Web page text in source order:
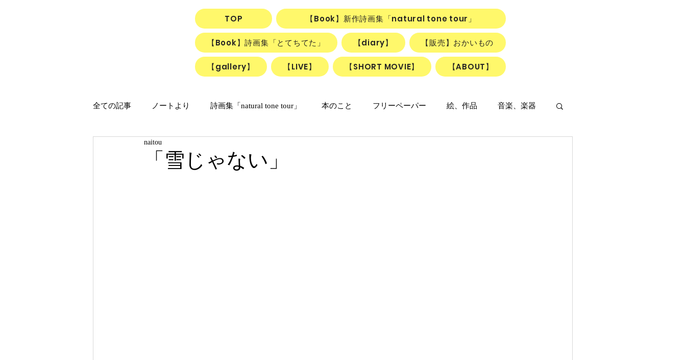
TOP 【Book】新作詩画集「natural tone tour」
【Book】詩画集「とてちてた」 【diary】 【販売】おかいもの
【gallery】 【LIVE】 【SHORT MOVIE】 【ABOUT】
全ての記事 ノートより 詩画集「natural tone tour」 本のこと フリーペーパー 絵、作品 音楽、楽器
猫
「雪じゃない」
naitou